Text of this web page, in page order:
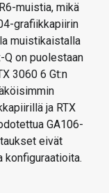
muistia, mikä
grafiikkapiirin
muistikaistalla
Q on puolestaan
3060 6 Gt:n
ja RTX
GA106-
eivät
konfiguraatioita.